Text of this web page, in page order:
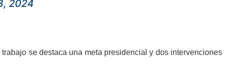
2024
se destaca una meta presidencial y dos intervenciones